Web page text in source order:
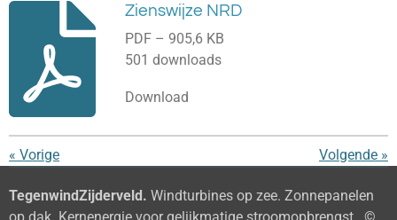
Zienswijze NRD
PDF – 905,6 KB
501 downloads
Download
« Vorige Volgende »
TegenwindZijderveld. Windturbines op zee. Zonnepanelen